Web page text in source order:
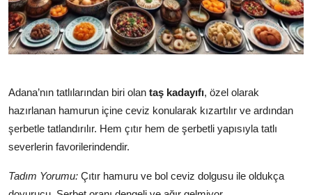
Adana’nın tatlılarından biri olan taş kadayıfı, özel olarak
hazırlanan hamurun içine ceviz konularak kızartılır ve ardından
şerbetle tatlandırılır. Hem çıtır hem de şerbetli yapısıyla tatlı
severlerin favorilerindendir.
Tadım Yorumu: Çıtır hamuru ve bol ceviz dolgusu ile oldukça